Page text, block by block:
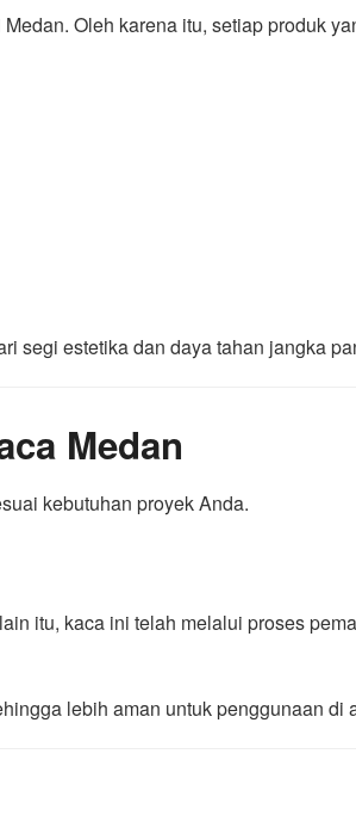
Oleh karena itu, setiap produk
segi estetika dan daya tahan jangka
Medan
kebutuhan proyek Anda.
itu, kaca ini telah melalui proses
lebih aman untuk penggunaan di